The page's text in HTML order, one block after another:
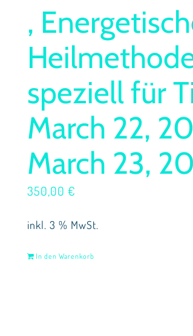
,
speziell für
March 22,
March 23,
350,00 €
inkl. 3 % MwSt.
In den Warenkorb